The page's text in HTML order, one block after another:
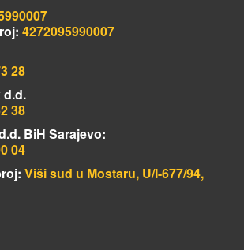
4272095990007
28
d.d.
38
BiH Sarajevo:
04
Viši sud u Mostaru, U/I-677/94,